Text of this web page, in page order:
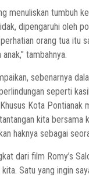
menuliskan tumbuh
dipengaruhi oleh
orang tua itu
tambahnya.
sebenarnya
seperti
Kota Pontianak
kita bersama
haknya sebagai
dari film Romy’s
Satu yang ingin